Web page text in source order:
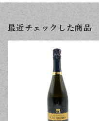
最近チェックした商品